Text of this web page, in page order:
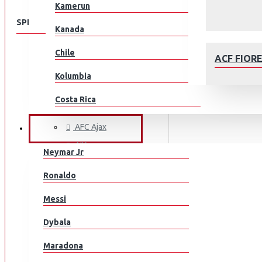
ACF
Kamerun
Kanada
Chile
Kolumbia
Costa Rica
Kroatia
Tšekki
Tanska
Egypti
EL Salvador
JALKAPALLOILIJAT
Neymar Jr
Ronaldo
Messi
Dybala
Maradona
SPEISEKARTE
KLUBEILLE
Aberdeen
ACF Fiorentina
AFC Ajax
AIK
AS Monaco
Athletic Bilbao